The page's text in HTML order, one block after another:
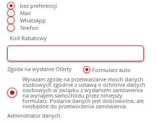
bez preferencji
Mail
WhatsApp
Telefon
Kod Rabatowy
Formularz auto
Zgoda na wysłanie Oferty
Wyrażam zgodę na przetwarzanie moich danych
osobowych zgodnie z ustawą o ochronie danych
osobowych w związku z wysłaniem zamówienia
na wynajem samochodu przez niniejszy
formularz. Podanie danych jest dobrowolne, ale
niezbędne do przetworzenia zamówienia.
Adminstrator danych